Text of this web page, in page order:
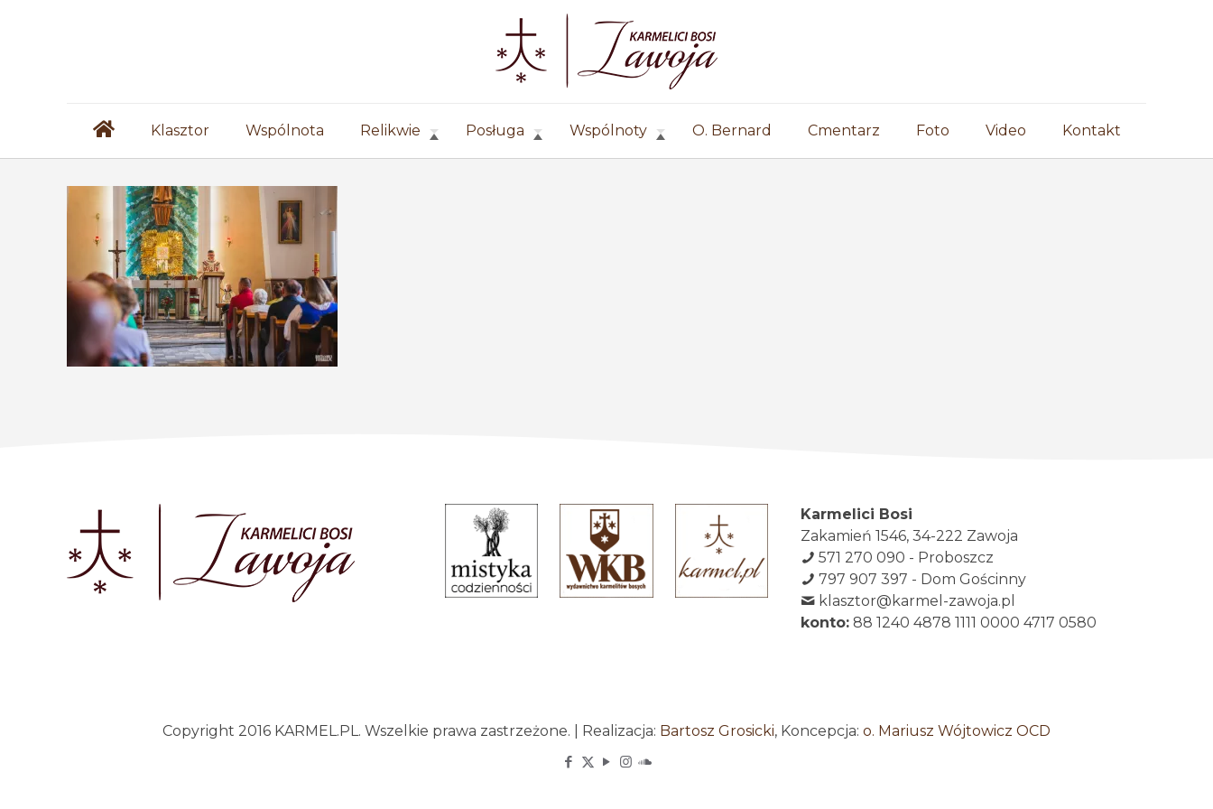
Klasztor Wspólnota Relikwie Posługa Wspólnoty O. Bernard Cmentarz Foto Video Kontakt
Karmelici Bosi
Zakamień 1546, 34-222 Zawoja
571 270 090 - Proboszcz
797 907 397 - Dom Gościnny
klasztor@karmel-zawoja.pl
konto: 88 1240 4878 1111 0000 4717 0580
Copyright 2016 KARMEL.PL. Wszelkie prawa zastrzeżone. | Realizacja: Bartosz Grosicki, Koncepcja: o. Mariusz Wójtowicz OCD